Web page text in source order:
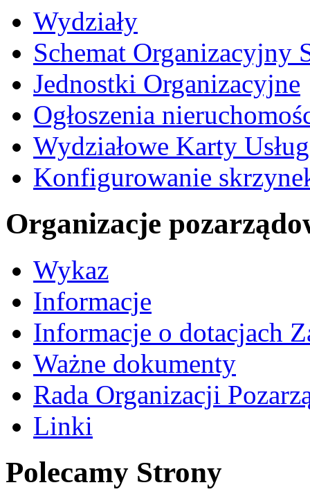
Wydziały
Schemat Organizacyjny
Jednostki Organizacyjne
Ogłoszenia
Wydziałowe Karty Usług
Konfigurowanie
Organizacje
Wykaz
Informacje
Informacje o dotacjach
Ważne dokumenty
Rada Organizacji
Linki
Polecamy Strony